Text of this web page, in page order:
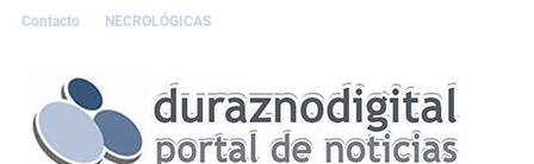
Contacto NECROLÓGICAS